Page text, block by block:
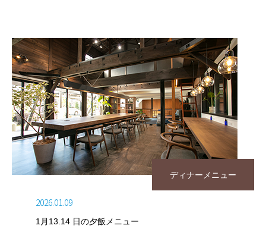
ディナーメニュー
2026.01.09
1月13.14 日の夕飯メニュー